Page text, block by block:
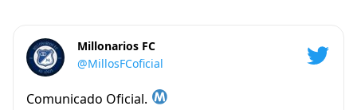
Millonarios FC
@MillosFCoficial
Comunicado Oficial.